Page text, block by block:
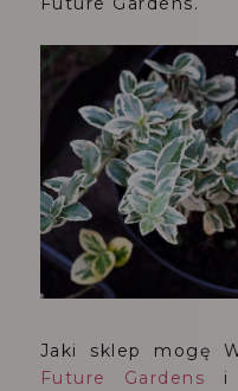
Jaki sklep mogę
Future Gardens i